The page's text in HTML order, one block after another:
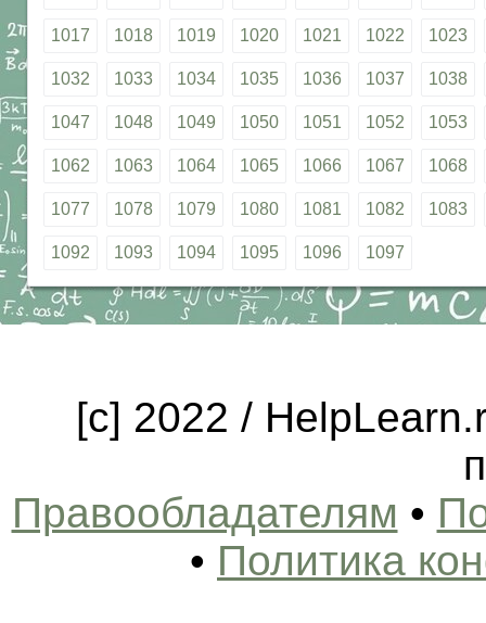
1017 1018 1019 1020 1021 1022 1023
1032 1033 1034 1035 1036 1037 1038
1047 1048 1049 1050 1051 1052 1053
1062 1063 1064 1065 1066 1067 1068
1077 1078 1079 1080 1081 1082 1083
1092 1093 1094 1095 1096 1097
[c] 2022 /
Правообладателям •
• Политика